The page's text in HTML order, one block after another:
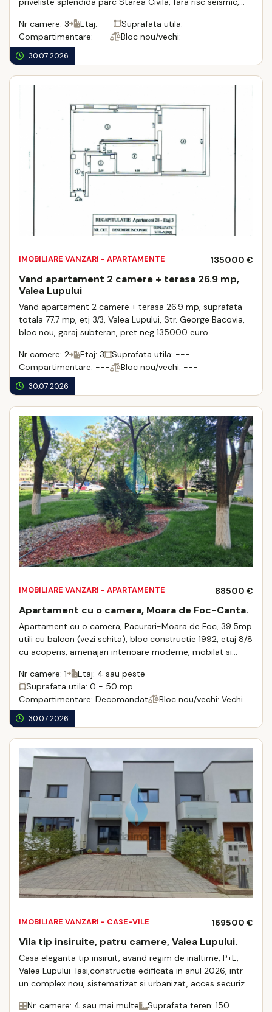
30.07.2026
Nr camere: 3
Etaj: ---
Suprafata utila: ---
Compartimentare: ---
Bloc nou/vechi: ---
30.07.2026
IMOBILIARE VANZARI - APARTAMENTE 135000 €
Vand apartament 2 camere + terasa 26.9 mp,
Valea Lupului
Vand apartament 2 camere + terasa 26.9 mp, suprafata
totala 77.7 mp, etj 3/3, Valea Lupului, Str. George Bacovia,
bloc nou, garaj subteran, pret neg 135000 euro.
Nr camere: 2
Etaj: 3
Suprafata utila: ---
Compartimentare: ---
Bloc nou/vechi: ---
30.07.2026
IMOBILIARE VANZARI - APARTAMENTE 88500 €
Apartament cu o camera, Moara de Foc-Canta.
Apartament cu o camera, Pacurari-Moara de Foc, 39.5mp
utili cu balcon (vezi schita), bloc constructie 1992, etaj 8/8
cu acoperis, amenajari interioare moderne, mobilat si
Nr camere: 1
Etaj: 4 sau peste
Suprafata utila: 0 - 50 mp
Compartimentare: Decomandat
Bloc nou/vechi: Vechi
IMOBILIARE VANZARI - CASE-VILE 169500 €
Vila tip insiruite, patru camere, Valea Lupului.
Casa eleganta tip insiruit, avand regim de inaltime, P+E,
Valea Lupului-Iasi,constructie edificata in anul 2026, intr-
un complex nou, sistematizat si urbanizat, acces securizat
Nr. camere: 4 sau mai multe
Suprafata teren: 150